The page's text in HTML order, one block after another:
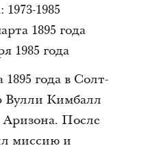
1985
1895 года
1985 года
года в Солт-
Вулли Кимбалл
Аризона. После
миссию и